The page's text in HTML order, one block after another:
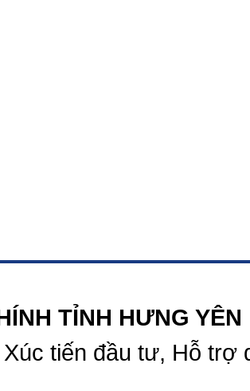
TỈNH HƯNG YÊN
tiến đầu tư, Hỗ trợ